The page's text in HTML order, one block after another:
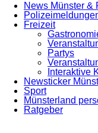
News Münster &
Freizeit
Partys
Interaktive
Newsticker
Sport
Münsterland
Ratgeber
Anzeige